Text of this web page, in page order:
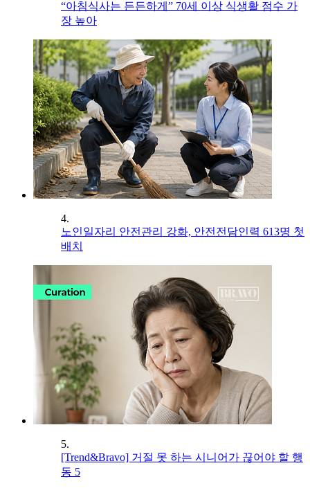
“아침식사는 든든하게” 70세 이상 식생활 점수 가
장 높아
4.
노인일자리 안전관리 강화, 안전전담인력 613명 첫
배치
5.
[Trend&Bravo] 거절 못 하는 시니어가 끊어야 할 행
동 5